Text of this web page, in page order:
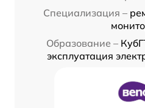
Специализация –
Образование –
эксплуатация